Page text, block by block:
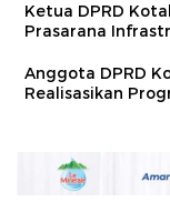
Ketua DPRD
Prasarana
Anggota DPRD
Realisasikan